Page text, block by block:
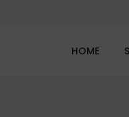
HOME